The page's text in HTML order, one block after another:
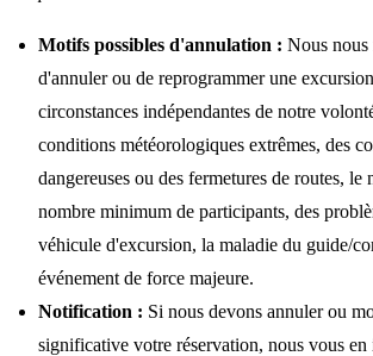
Motifs possibles d'annulation : Nous nous
d'annuler ou de reprogrammer une
circonstances indépendantes de notre
conditions météorologiques extrêmes, des
dangereuses ou des fermetures de routes, le
nombre minimum de participants, des
véhicule d'excursion, la maladie du guide/
événement de force majeure.
Notification : Si nous devons annuler ou
significative votre réservation, nous vous en